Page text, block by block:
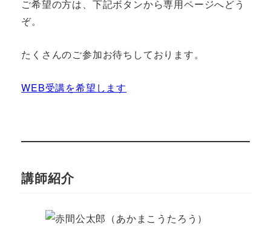
ご希望の方は、下記ボタンから専用ページへどう
ぞ。
たくさんのご参加お待ちしております。
WEB受講を希望します
講師紹介